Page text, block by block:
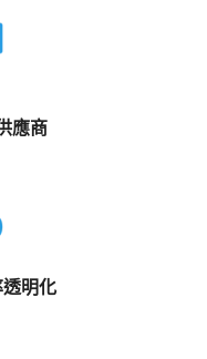
應商
明化